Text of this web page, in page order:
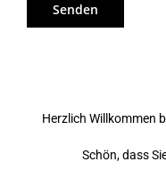
Herzlich Willkommen
Schön, dass